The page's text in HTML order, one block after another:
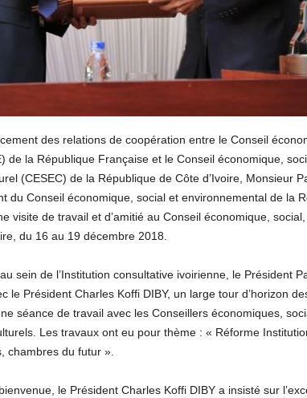
des relations de coopération entre le Conseil
de la République Française et le Conseil économique,
(CESEC) de la République de Côte d’Ivoire, Monsieur
du Conseil économique, social et environnemental de la
visite de travail et d’amitié au Conseil économique,
du 16 au 19 décembre 2018.
sein de l’Institution consultative ivoirienne, le Président
le Président Charles Koffi DIBY, un large tour d’horizon
séance de travail avec les Conseillers économiques,
Les travaux ont eu pour thème : « Réforme
chambres du futur ».
le Président Charles Koffi DIBY a insisté sur